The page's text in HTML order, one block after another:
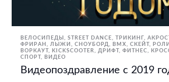
ВЕЛОСИПЕДЫ STREET DANCE
ТРИКИНГ,
ФРИРАН
ЛЫЖИ, СНОУБОРД BMX, СКЕЙТ,
ВОРКАУТ
KICKSCOOTER ДРИФТ ФИТНЕС,
СПОРТ
ВИДЕО
Видеопоздравление с 2019